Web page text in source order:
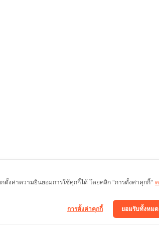
ตั้งค่าความยินยอมการใช้คุกกี้ได้ โดยคลิก "การตั้งค่าคุกกี้" ค
ยอมรับทั้งหมด
การตั้งค่าคุกกี้